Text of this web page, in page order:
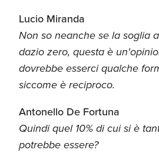
Lucio Miranda
Non so neanche se la soglia
dazio zero, questa è
dovrebbe esserci qualche
siccome è reciproco.
Antonello De Fortuna
Quindi quel 10% di cui si è
potrebbe essere?